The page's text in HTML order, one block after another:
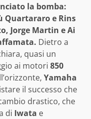
la bomba:
Quartararo e Rins
Jorge Martin e Ai
Dietro a
quasi un
ai motori 850
Yamaha
il successo che
drastico, che
di Iwata e